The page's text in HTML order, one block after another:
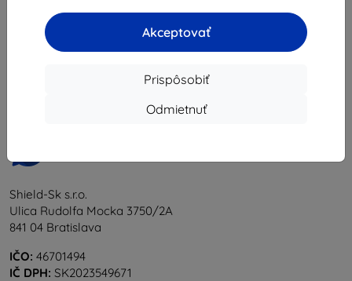
Akceptovať
Prispôsobiť
Odmietnuť
z celkom
Shield-Sk s.r.o.
Ulica Rudolfa Mocka 3750/2A
841 04 Bratislava
IČO: 46701494
IČ DPH: SK2023549671